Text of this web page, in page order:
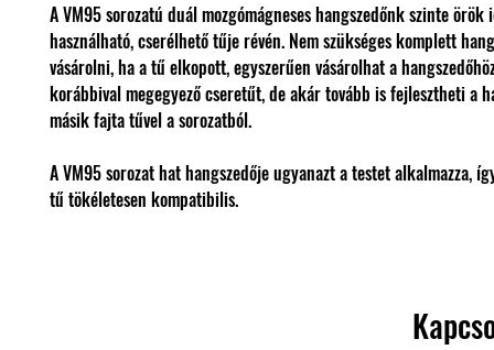
A VM95 sorozatú duál mozgómágneses hangszedőnk szinte örök
használható, cserélhető tűje révén. Nem szükséges komplett
vásárolni, ha a tű elkopott, egyszerűen vásárolhat a
korábbival megegyező cseretűt, de akár tovább is fejlesztheti a
másik fajta tűvel a sorozatból.
A VM95 sorozat hat hangszedője ugyanazt a testet alkalmazza,
tű tökéletesen kompatibilis.